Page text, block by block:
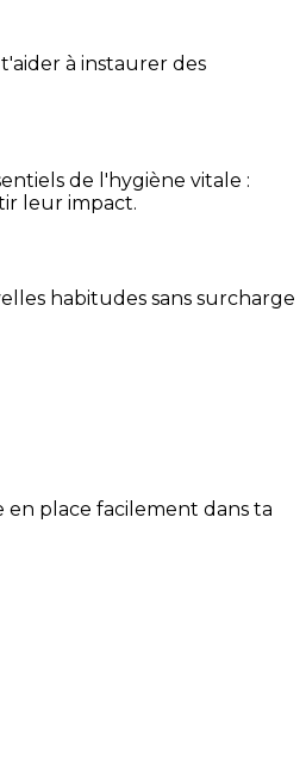
à instaurer des
de l'hygiène vitale :
leur impact.
habitudes sans surcharge
place facilement dans ta